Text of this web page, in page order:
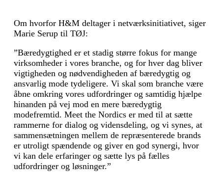
Om hvorfor H&M deltager i netværksinitiativet, siger
Marie Serup til TØJ:
”Bæredygtighed er et stadig større fokus for mange
virksomheder i vores branche, og for hver dag bliver
vigtigheden og nødvendigheden af bæredygtig og
ansvarlig mode tydeligere. Vi skal som branche være
åbne omkring vores udfordringer og samtidig hjælpe
hinanden på vej mod en mere bæredygtig
modefremtid. Meet the Nordics er med til at sætte
rammerne for dialog og vidensdeling, og vi synes, at
sammensætningen mellem de repræsenterede brands
er utroligt spændende og giver en god synergi, hvor
vi kan dele erfaringer og sætte lys på fælles
udfordringer og løsninger.”